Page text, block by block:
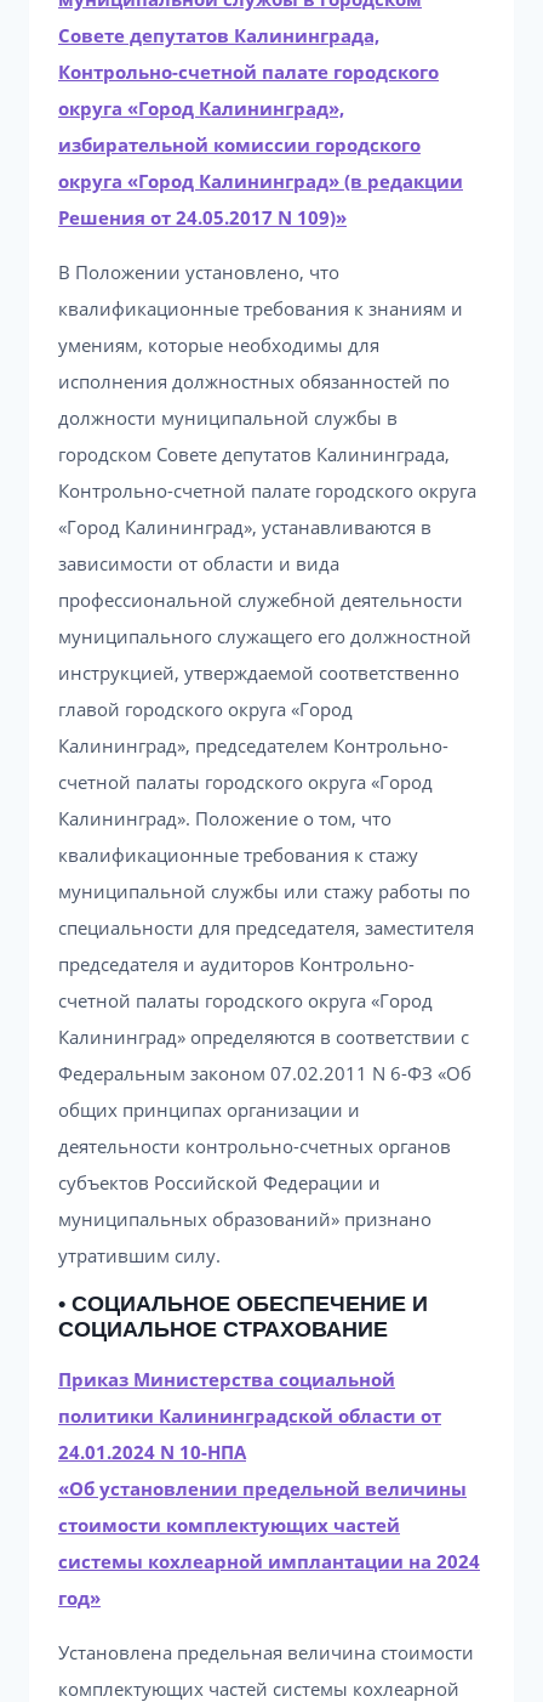
Совете депутатов Калининграда,
Контрольно-счетной палате городского
округа «Город Калининград»,
избирательной комиссии городского
округа «Город Калининград» (в редакции
Решения от 24.05.2017 N 109)»
В Положении установлено, что
квалификационные требования к знаниям и
умениям, которые необходимы для
исполнения должностных обязанностей по
должности муниципальной службы в
городском Совете депутатов Калининграда,
Контрольно-счетной палате городского округа
«Город Калининград», устанавливаются в
зависимости от области и вида
профессиональной служебной деятельности
муниципального служащего его должностной
инструкцией, утверждаемой соответственно
главой городского округа «Город
Калининград», председателем Контрольно-
счетной палаты городского округа «Город
Калининград». Положение о том, что
квалификационные требования к стажу
муниципальной службы или стажу работы по
специальности для председателя, заместителя
председателя и аудиторов Контрольно-
счетной палаты городского округа «Город
Калининград» определяются в соответствии с
Федеральным законом 07.02.2011 N 6-ФЗ «Об
общих принципах организации и
деятельности контрольно-счетных органов
субъектов Российской Федерации и
муниципальных образований» признано
утратившим силу.
• СОЦИАЛЬНОЕ ОБЕСПЕЧЕНИЕ И
СОЦИАЛЬНОЕ СТРАХОВАНИЕ
Приказ Министерства социальной
политики Калининградской области от
24.01.2024 N 10-НПА
«Об установлении предельной величины
стоимости комплектующих частей
системы кохлеарной имплантации на 2024
год»
Установлена предельная величина стоимости
комплектующих частей системы кохлеарной